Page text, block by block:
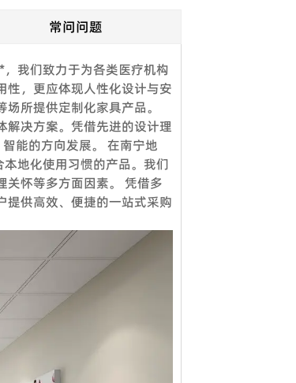
常问问题
我们致力于为各类医疗机构
性，更应体现人性化设计与安
所提供定制化家具产品。
解决方案。凭借先进的设计理
能的方向发展。 在南宁地
地化使用习惯的产品。我们
关怀等多方面因素。 凭借多
提供高效、便捷的一站式采购
决方案。工程团队负责投标
、教育系统、酒店、银行等各
队，这就是过去15年来客户选
我们还提供详细的图片和其他
工厂，请联系我们预约。除了
产品需支付 50% 定金。
少，我们都期待与您合作，希